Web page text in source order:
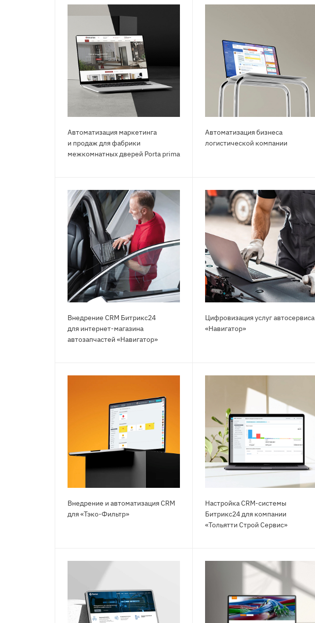
Автоматизация маркетинга
и продаж для фабрики
межкомнатных дверей Роrtа рrimа
Автоматизация бизнеса
логистической компании
Внедрение CRM Битрикс24
для интернет-магазина
автозапчастей «Навигатор»
Цифровизация услуг автосервиса
«Навигатор»
Внедрение и автоматизация CRM
для «Тэко-Фильтр»
Настройка CRM-системы
Битрикс24 для компании
«Тольятти Строй Сервис»